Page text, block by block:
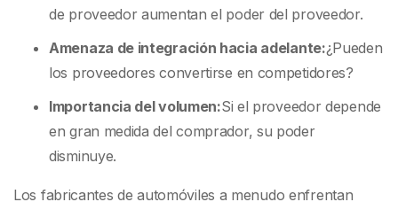
de proveedor aumentan el poder del proveedor.
Amenaza de integración hacia adelante:¿Pueden
los proveedores convertirse en competidores?
Importancia del volumen:Si el proveedor depende
en gran medida del comprador, su poder
disminuye.
Los fabricantes de automóviles a menudo enfrentan